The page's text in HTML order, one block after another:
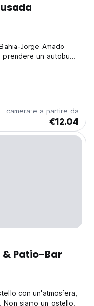
Jorge Amado
prendere un autobus
centro di Itacare. La
a piedi
camerate a partire da
€12.04
& Patio-Bar
con un'atmosfera,
siamo un ostello.